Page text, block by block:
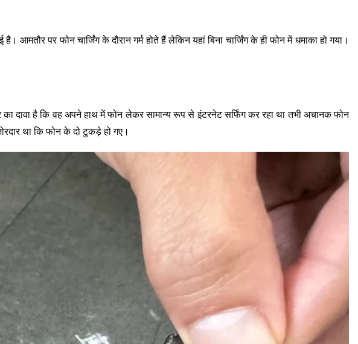
पर फोन चार्जिंग के दौरान गर्म होते हैं लेकिन यहां बिना चार्जिंग के ही फोन में धमाका हो गया।
दावा है कि वह अपने हाथ में फोन लेकर सामान्य रूप से इंटरनेट सर्फिंग कर रहा था तभी अचानक फोन
था कि फोन के दो टुकड़े हो गए।